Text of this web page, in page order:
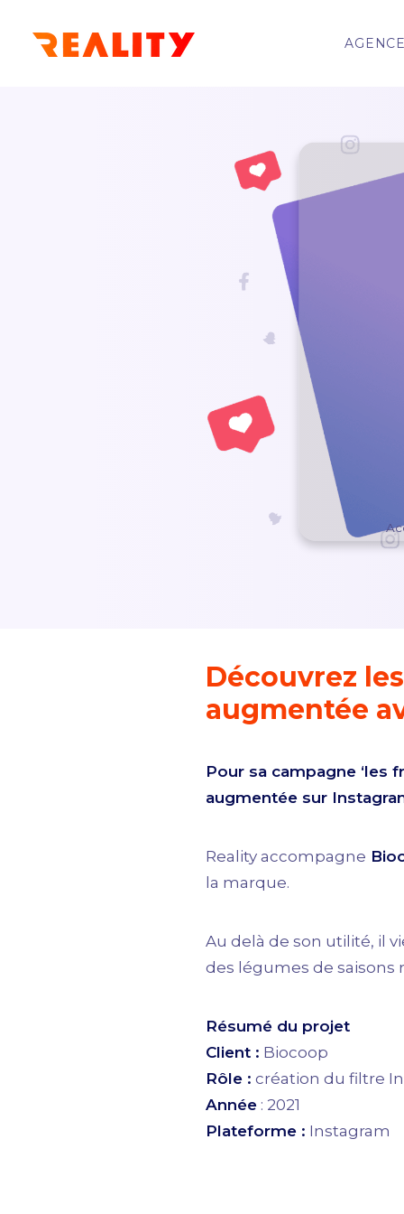
Découvrez
augmentée
Pour sa campagne ‘les
augmentée sur
Reality accompagne
la marque.
Au delà de son utilité, il
des légumes de saisons
Résumé du projet
Client : Biocoop
Rôle : création du filtre
Année : 2021
Plateforme : Instagram